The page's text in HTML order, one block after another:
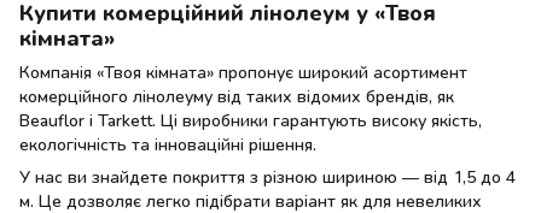
Купити комерційний лінолеум у «Твоя
кімната»
Компанія «Твоя кімната» пропонує широкий асортимент
комерційного лінолеуму від таких відомих брендів, як
Beauflor і Tarkett. Ці виробники гарантують високу якість,
екологічність та інноваційні рішення.
У нас ви знайдете покриття з різною шириною — від 1,5 до 4
м. Це дозволяє легко підібрати варіант як для невеликих